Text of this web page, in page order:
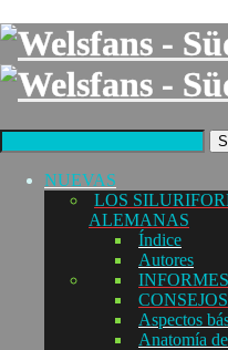
NUEVAS
LOS
ALEMANAS
Índice
Autores
CONSEJOS
Aspectos
Anatomía